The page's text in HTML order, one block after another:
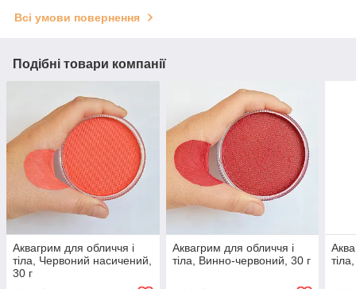
Всі умови повернення
Подібні товари компанії
Аквагрим для обличчя і
тіла, Червоний насичений,
30 г
Аквагрим для обличчя і
тіла, Винно-червоний, 30 г